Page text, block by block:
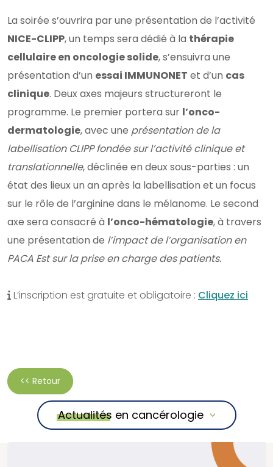
La soirée s’ouvrira par une présentation de l’activité
NICE-CLIPP, un temps sera dédié à la thérapie
cellulaire en oncologie solide, s’ensuivra une
présentation d’un essai IMMUNONET et d’un cas
clinique. Deux axes majeurs structureront le
programme. Le premier portera sur l’onco-
dermatologie, avec une présentation de la
labellisation CLIPP fondée sur l’activité clinique et
translationnelle, déclinée en deux sous-parties : un
état des lieux un an après la labellisation et un focus
sur le rôle de l’arginine dans le mélanome. Le second
axe sera consacré à l’onco-hématologie, à travers
une présentation de l’impact de l’organisation en
PACA Est sur la prise en charge des patients.
L’inscription est gratuite et obligatoire : Cliquez ici
<< Retour
Actualités en cancérologie